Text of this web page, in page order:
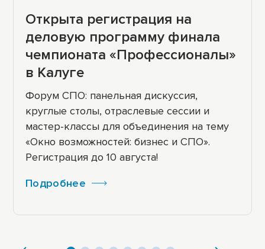
Открыта регистрация на
деловую программу финала
чемпионата «Профессионалы»
в Калуге
Форум СПО: панельная дискуссия,
круглые столы, отраслевые сессии и
мастер-классы для объединения на тему
«Окно возможностей: бизнес и СПО».
Регистрация до 10 августа!
Подробнее